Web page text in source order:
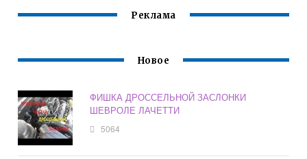
Реклама
Новое
ФИШКА ДРОССЕЛЬНОЙ ЗАСЛОНКИ
ШЕВРОЛЕ ЛАЧЕТТИ
5064